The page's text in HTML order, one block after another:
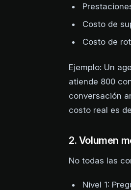
Costo de
Costo de
Ejemplo: Un
atiende 800
conversación
costo real es
2. Volumen
No todas las
Nivel 1: